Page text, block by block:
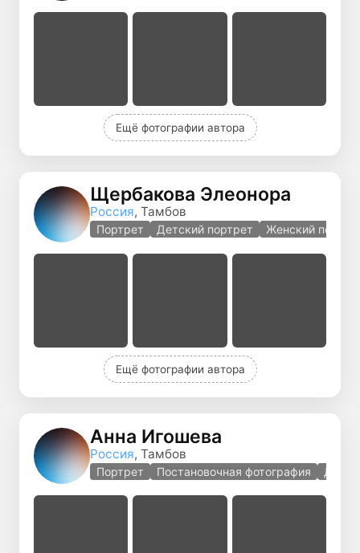
Ещё фотографии автора
Щербакова Элеонора
Россия, Тамбов
Портрет Детский портрет Женский
Ещё фотографии автора
Анна Игошева
Россия, Тамбов
Портрет Постановочная фотография